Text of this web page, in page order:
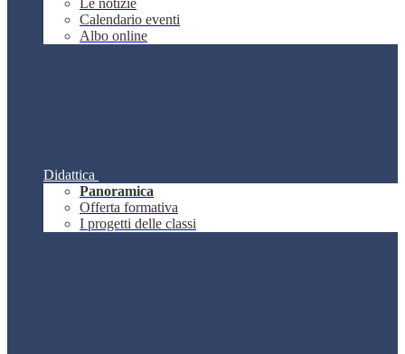
Le notizie
Calendario eventi
Albo online
Didattica
Panoramica
Offerta formativa
I progetti delle classi